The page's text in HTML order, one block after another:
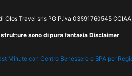
Olos Travel srls PG P.iva 03591760545
strutture sono di pura fantasia Disclaimer
Minute con Centro Benessere e SPA per